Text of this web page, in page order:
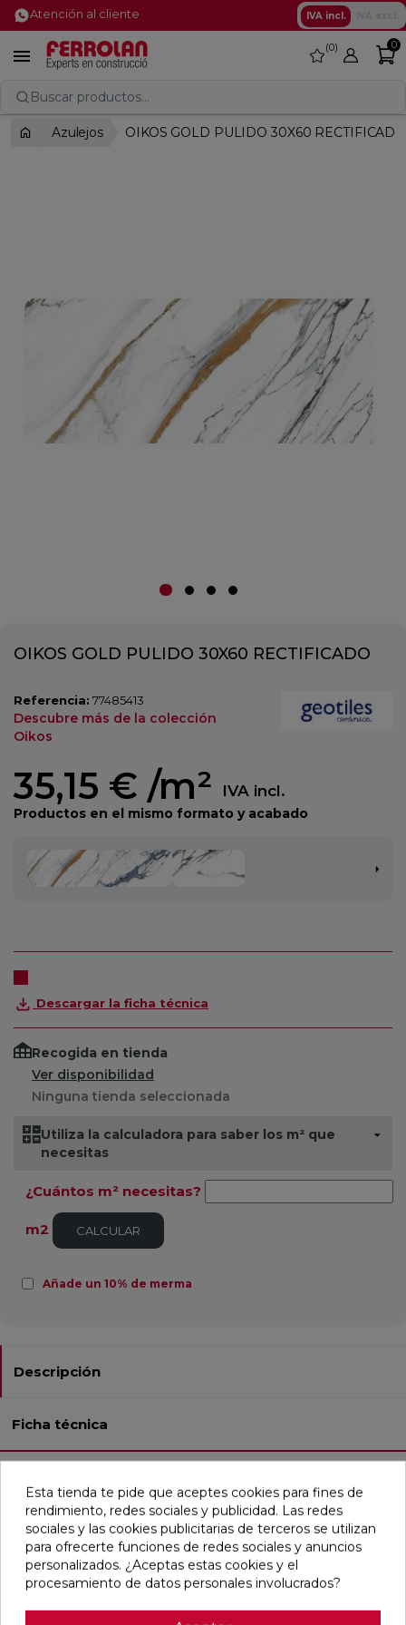
Atención al cliente IVA incl.
 favorite
0 0
Buscar productos...
Azulejos OIKOS GOLD PULIDO 30X60 RECTIFICADO
OIKOS GOLD PULIDO 30X60 RECTIFICADO
Referencia: 77485413
Descubre más de la colección
Oikos
35,15 € /m² IVA incl.
Productos en el mismo formato y acabado
Descargar la ficha técnica
Recogida en tienda
Ver disponibilidad
Ninguna tienda seleccionada
Utiliza la calculadora para saber los m² que
necesitas
¿Cuántos m² necesitas?
m2 CALCULAR
Añade un 10% de merma
Descripción
Ficha técnica
Este porcelánico esmaltado, disponible en acabado liso o
abombado, pulido y rectificado, viene en un formato
rectangular de 30x60 cm. Es ideal tanto para pavimentos
como para revestimientos en baños, cocinas, residencias y
comercios. Su resistencia a la helada y a las manchas lo
hace muy duradero. Con un estilo que combina lo clásico y
mayoritariamente blancos y dorados, aportando elegancia
Esta tienda te pide que aceptes cookies para fines de
rendimiento, redes sociales y publicidad. Las redes
sociales y las cookies publicitarias de terceros se utilizan
para ofrecerte funciones de redes sociales y anuncios
personalizados. ¿Aceptas estas cookies y el
procesamiento de datos personales involucrados?